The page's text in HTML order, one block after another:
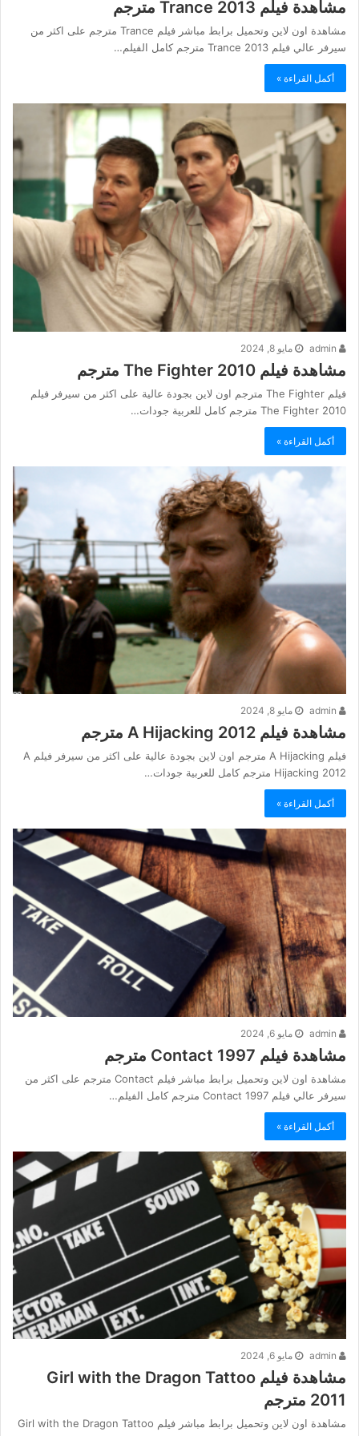
مشاهدة فيلم Trance 2013 مترجم
مشاهدة اون لاين وتحميل برابط مباشر فيلم Trance مترجم على اكثر من
سيرفر عالي فيلم Trance 2013 مترجم كامل الفيلم…
أكمل القراءة »
مايو 8, 2024
مشاهدة فيلم The Fighter 2010 مترجم
فيلم The Fighter مترجم اون لاين بجودة عالية على اكثر من سيرفر فيلم
The Fighter 2010 مترجم كامل للعربية جودات…
أكمل القراءة »
مايو 8, 2024
مشاهدة فيلم A Hijacking 2012 مترجم
فيلم A Hijacking مترجم اون لاين بجودة عالية على اكثر من سيرفر فيلم A
Hijacking 2012 مترجم كامل للعربية جودات…
أكمل القراءة »
مايو 6, 2024
مشاهدة فيلم Contact 1997 مترجم
مشاهدة اون لاين وتحميل برابط مباشر فيلم Contact مترجم على اكثر من
سيرفر عالي فيلم Contact 1997 مترجم كامل الفيلم…
أكمل القراءة »
مايو 6, 2024
مشاهدة فيلم Girl with the Dragon Tattoo
2011 مترجم
مشاهدة اون لاين وتحميل برابط مباشر فيلم Girl with the Dragon Tattoo